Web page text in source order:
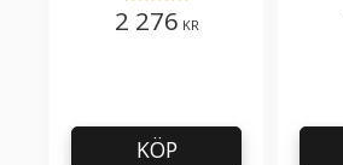
2 276 KR
KÖP